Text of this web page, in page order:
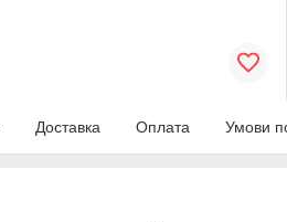
Доставка Оплата Умови